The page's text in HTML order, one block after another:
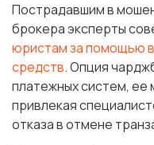
Пострадавшим в
брокера эксперты
юристам за помощью
средств. Опция
платежных систем, ее
привлекая
отказа в отмене